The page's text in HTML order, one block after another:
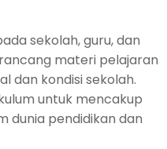
sekolah, guru, dan
materi pelajaran
dan kondisi sekolah.
untuk mencakup
dunia pendidikan dan